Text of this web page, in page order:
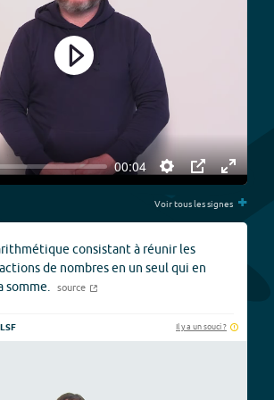
00:04
Settings
PIP
Enter
Play
Voir tous les signes +
consistant à réunir les
de nombres en un seul qui en
source
Il y a un souci ?